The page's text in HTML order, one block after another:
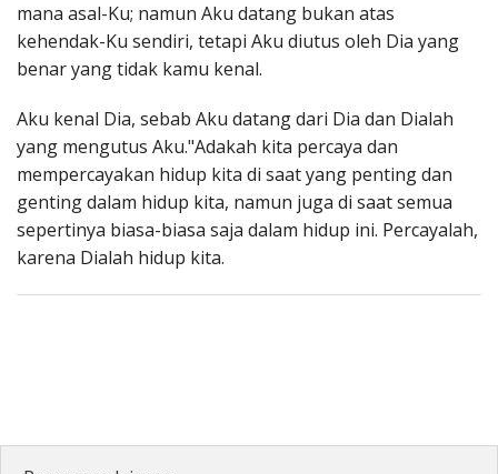
mana asal-Ku; namun Aku datang bukan atas
kehendak-Ku sendiri, tetapi Aku diutus oleh Dia yang
benar yang tidak kamu kenal.
Aku kenal Dia, sebab Aku datang dari Dia dan Dialah
yang mengutus Aku."Adakah kita percaya dan
mempercayakan hidup kita di saat yang penting dan
genting dalam hidup kita, namun juga di saat semua
sepertinya biasa-biasa saja dalam hidup ini. Percayalah,
karena Dialah hidup kita.